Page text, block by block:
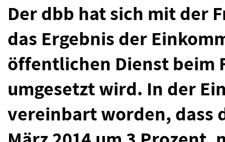
Der dbb hat sich mit der
das Ergebnis der
öffentlichen Dienst beim
umgesetzt wird. In der
vereinbart worden, dass